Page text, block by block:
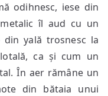
odihnesc, iese din
îl aud cu un
yală trosnesc la
ca și cum un
În aer rămâne un
din bătaia unui